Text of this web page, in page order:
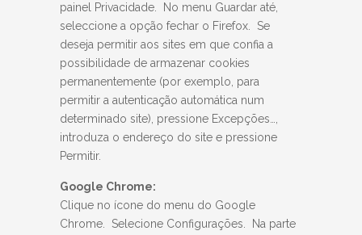
painel Privacidade. No menu Guardar até,
seleccione a opção fechar o Firefox. Se
deseja permitir aos sites em que confia a
possibilidade de armazenar cookies
permanentemente (por exemplo, para
permitir a autenticação automática num
determinado site), pressione Excepções…,
introduza o endereço do site e pressione
Permitir.
Google Chrome:
Clique no ícone do menu do Google
Chrome. Selecione Configurações. Na parte